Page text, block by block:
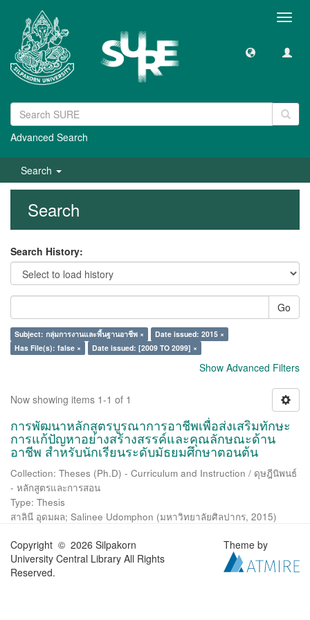
Advanced Search
Search
Search
Search History:
Go
Subject: กลุ่มการงานและพื้นฐานอาชีพ ×
Date issued: 2015 ×
Has File(s): false ×
Date issued: [2009 TO 2099] ×
Show Advanced Filters
Now showing items 1-1 of 1
การพัฒนาหลักสูตรบูรณาการอาชีพเพื่อส่งเสริมทักษะ
การแก้ปัญหาอย่างสร้างสรรค์และคุณลักษณะด้าน
อาชีพ สำหรับนักเรียนระดับมัธยมศึกษาตอนต้น
Collection: Theses (Ph.D) - Curriculum and Instruction / ดุษฎีนิพนธ์
- หลักสูตรและการสอน
Type: Thesis
สาลินี อุดมผล; Salinee Udomphon (มหาวิทยาลัยศิลปากร, 2015)
Copyright © 2026 Silpakorn
University Central Library All Rights
Reserved.
Theme by